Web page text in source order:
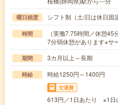
曜日頻度 シフト制（土/日は休日固
時間
（実働7.75時間／休憩
7分弱休憩があります※サ
期間 3カ月以上～長期
時給 時給1250円～1400円
交通費
613円／1日あたり ※1日